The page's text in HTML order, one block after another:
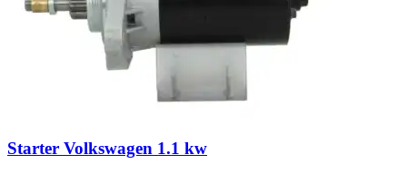
Starter Volkswagen 1.1 kw